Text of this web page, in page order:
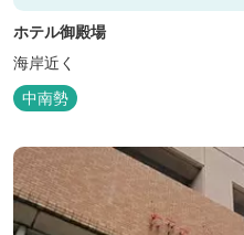
ホテル御殿場
海岸近く
中南勢